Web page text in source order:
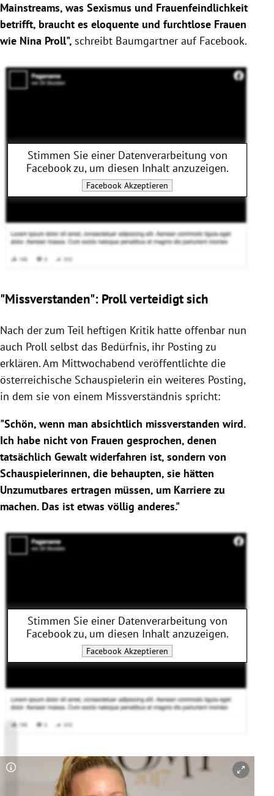
Mainstreams, was Sexismus und Frauenfeindlichkeit
betrifft, braucht es eloquente und furchtlose Frauen
wie Nina Proll", schreibt Baumgartner auf Facebook.
Stimmen Sie einer Datenverarbeitung von
Facebookzu, um diesen Inhalt anzuzeigen.
Facebook Akzeptieren
"Missverstanden": Proll verteidigt sich
Nach der zum Teil heftigen Kritik hatte offenbar nun
auch Proll selbst das Bedürfnis, ihr Posting zu
erklären. Am Mittwochabend veröffentlichte die
österreichische Schauspielerin ein weiteres Posting,
in dem sie von einem Missverständnis spricht:
"Schön, wenn man absichtlich missverstanden wird.
Ich habe nicht von Frauen gesprochen, denen
tatsächlich Gewalt widerfahren ist, sondern von
Schauspielerinnen, die behaupten, sie hätten
Unzumutbares ertragen müssen, um Karriere zu
machen. Das ist etwas völlig anderes."
Stimmen Sie einer Datenverarbeitung von
Facebookzu, um diesen Inhalt anzuzeigen.
Facebook Akzeptieren
Copyright-Hinweis öffnen/schließen